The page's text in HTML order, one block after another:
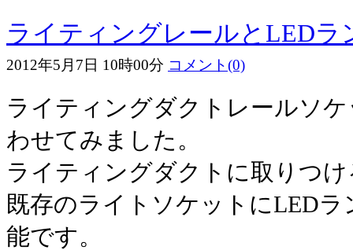
ライティングレールとLEDラ
2012年5月7日 10時00分 コメント(0)
ライティングダクトレールソ
わせてみました。
ライティングダクトに取りつ
既存のライトソケットにLED
能です。